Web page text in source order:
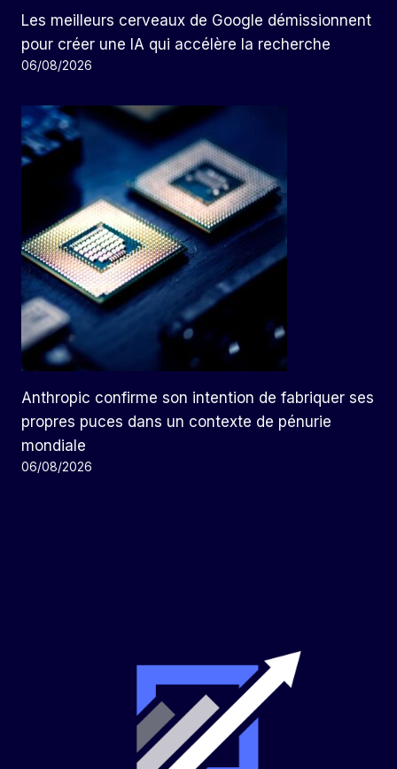
Les meilleurs cerveaux de Google démissionnent
pour créer une IA qui accélère la recherche
06/08/2026
Anthropic confirme son intention de fabriquer ses
propres puces dans un contexte de pénurie
mondiale
06/08/2026